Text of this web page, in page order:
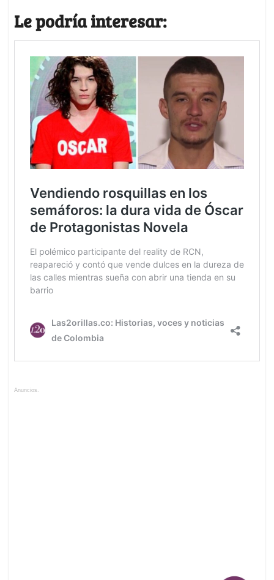
Le podría interesar:
Anuncios.